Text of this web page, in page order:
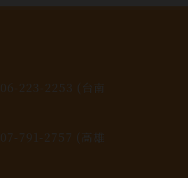
06-223-2253 (台南
07-791-2757 (高雄